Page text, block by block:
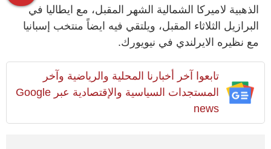
الذهبية لاميركا الشمالية الشهر المقبل، مع ايطاليا في
البرازيل الثلاثاء المقبل، ويلتقي فيه ايضاً منتخب إسبانيا
مع نظيره الايرلندي في نيويورك.
تابعوا آخر أخبارنا المحلية والرياضية وآخر
المستجدات السياسية والإقتصادية عبر Google
news